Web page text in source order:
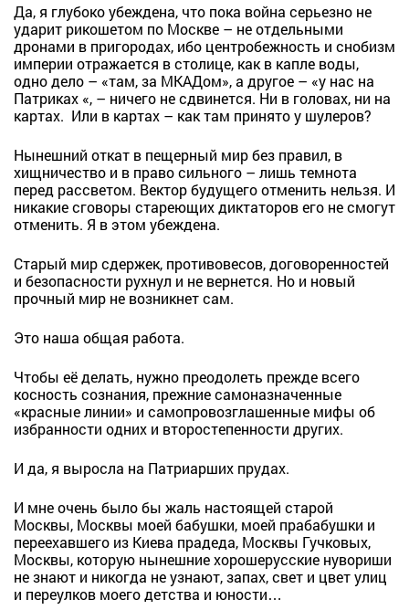
Да, я глубоко убеждена, что пока война серьезно не
ударит рикошетом по Москве – не отдельными
дронами в пригородах, ибо центробежность и снобизм
империи отражается в столице, как в капле воды,
одно дело – «там, за МКАДом», а другое – «у нас на
Патриках «, – ничего не сдвинется. Ни в головах, ни на
картах. Или в картах – как там принято у шулеров?
Нынешний откат в пещерный мир без правил, в
хищничество и в право сильного – лишь темнота
перед рассветом. Вектор будущего отменить нельзя. И
никакие сговоры стареющих диктаторов его не смогут
отменить. Я в этом убеждена.
Старый мир сдержек, противовесов, договоренностей
и безопасности рухнул и не вернется. Но и новый
прочный мир не возникнет сам.
Это наша общая работа.
Чтобы её делать, нужно преодолеть прежде всего
косность сознания, прежние самоназначенные
«красные линии» и самопровозглашенные мифы об
избранности одних и второстепенности других.
И да, я выросла на Патриарших прудах.
И мне очень было бы жаль настоящей старой
Москвы, Москвы моей бабушки, моей прабабушки и
переехавшего из Киева прадеда, Москвы Гучковых,
Москвы, которую нынешние хорошерусские нувориши
не знают и никогда не узнают, запах, свет и цвет улиц
и переулков моего детства и юности…